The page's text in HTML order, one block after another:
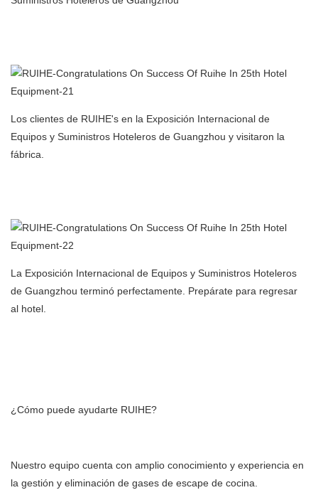
Los clientes de RUIHE's en la Exposición Internacional de
Equipos y Suministros Hoteleros de Guangzhou y visitaron la
fábrica.
La Exposición Internacional de Equipos y Suministros Hoteleros
de Guangzhou terminó perfectamente. Prepárate para regresar
al hotel.
¿Cómo puede ayudarte RUIHE?
Nuestro equipo cuenta con amplio conocimiento y experiencia en
la gestión y eliminación de gases de escape de cocina.